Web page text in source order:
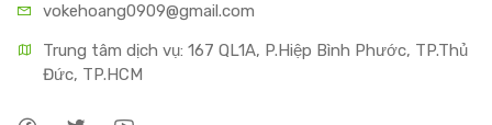
vokehoang0909@gmail.com
Trung tâm dịch vụ: 167 QL1A, P.Hiệp Bình Phước, TP.Thủ
Đức, TP.HCM